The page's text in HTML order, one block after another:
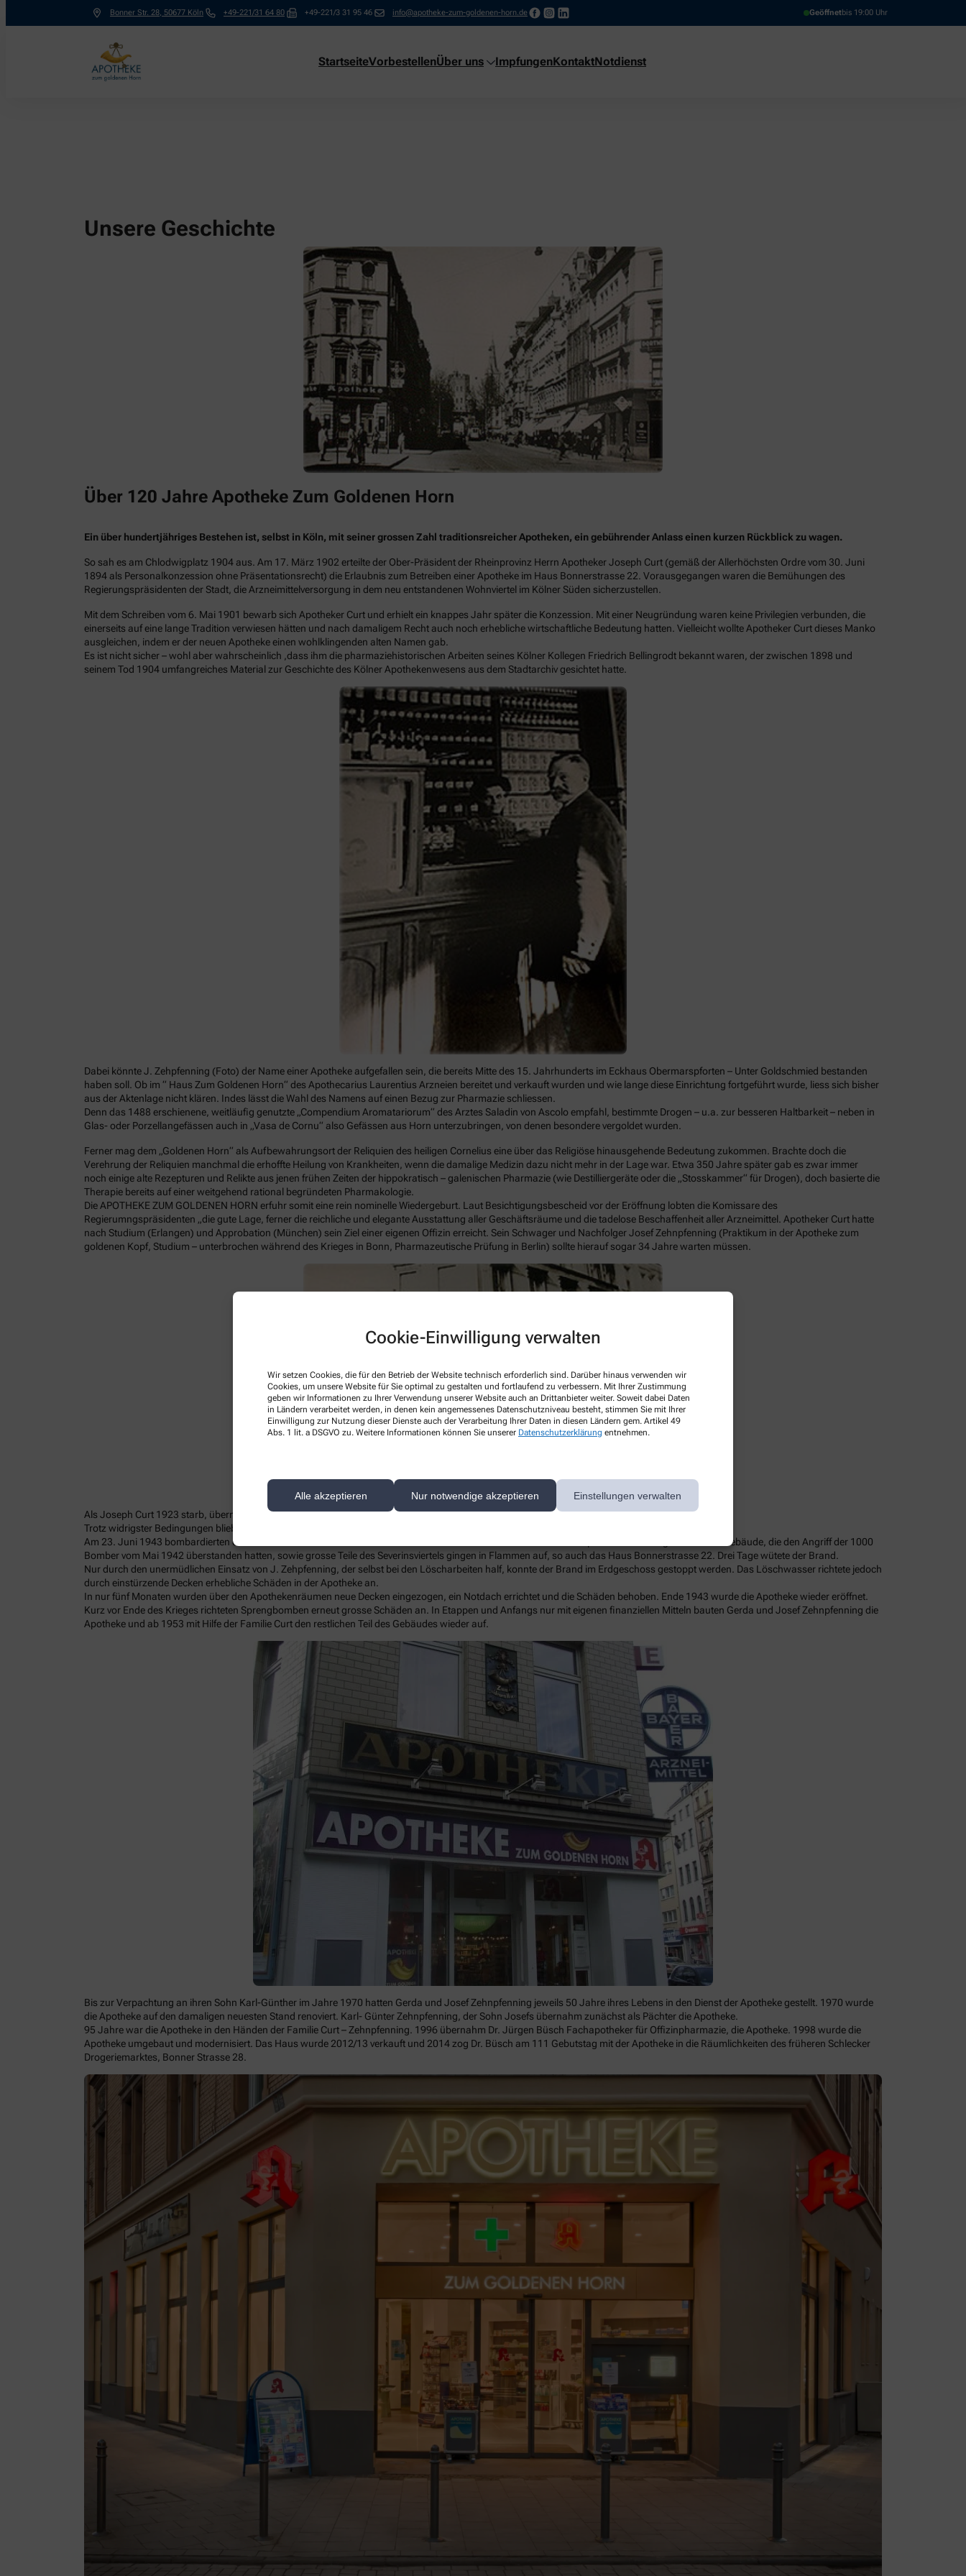
Cookie-Einwilligung verwalten
Wir setzen Cookies, die für den Betrieb der Website technisch erforderlich sind. Darüber hinaus verwenden wir
Cookies, um unsere Website für Sie optimal zu gestalten und fortlaufend zu verbessern. Mit Ihrer Zustimmung
geben wir Informationen zu Ihrer Verwendung unserer Website auch an Drittanbieter weiter. Soweit dabei Daten
in Ländern verarbeitet werden, in denen kein angemessenes Datenschutzniveau besteht, stimmen Sie mit Ihrer
Einwilligung zur Nutzung dieser Dienste auch der Verarbeitung Ihrer Daten in diesen Ländern gem. Artikel 49
Abs. 1 lit. a DSGVO zu. Weitere Informationen können Sie unserer Datenschutzerklärung entnehmen.
Alle akzeptieren Nur notwendige akzeptieren Einstellungen verwalten
Bonner Str. 28, 50677 Köln +49-221/31 64 80 +49-221/3 31 95 46 info@apotheke-zum-goldenen-horn.de Geöffnetbis 19:00 Uhr
StartseiteVorbestellenÜber uns ImpfungenKontaktNotdienst
Unsere Geschichte
Über 120 Jahre Apotheke Zum Goldenen Horn
Ein über hundertjähriges Bestehen ist, selbst in Köln, mit seiner grossen Zahl traditionsreicher Apotheken, ein gebührender Anlass einen kurzen Rückblick zu wagen.
So sah es am Chlodwigplatz 1904 aus. Am 17. März 1902 erteilte der Ober-Präsident der Rheinprovinz Herrn Apotheker Joseph Curt (gemäß der Allerhöchsten Ordre vom 30. Juni
1894 als Personalkonzession ohne Präsentationsrecht) die Erlaubnis zum Betreiben einer Apotheke im Haus Bonnerstrasse 22. Vorausgegangen waren die Bemühungen des
Regierungspräsidenten der Stadt, die Arzneimittelversorgung in dem neu entstandenen Wohnviertel im Kölner Süden sicherzustellen.
Mit dem Schreiben vom 6. Mai 1901 bewarb sich Apotheker Curt und erhielt ein knappes Jahr später die Konzession. Mit einer Neugründung waren keine Privilegien verbunden, die
einerseits auf eine lange Tradition verwiesen hätten und nach damaligem Recht auch noch erhebliche wirtschaftliche Bedeutung hatten. Vielleicht wollte Apotheker Curt dieses Manko
ausgleichen, indem er der neuen Apotheke einen wohlklingenden alten Namen gab.
Es ist nicht sicher – wohl aber wahrscheinlich ,dass ihm die pharmaziehistorischen Arbeiten seines Kölner Kollegen Friedrich Bellingrodt bekannt waren, der zwischen 1898 und
seinem Tod 1904 umfangreiches Material zur Geschichte des Kölner Apothekenwesens aus dem Stadtarchiv gesichtet hatte.
Dabei könnte J. Zehpfenning (Foto) der Name einer Apotheke aufgefallen sein, die bereits Mitte des 15. Jahrhunderts im Eckhaus Obermarspforten – Unter Goldschmied bestanden
haben soll. Ob im “ Haus Zum Goldenen Horn“ des Apothecarius Laurentius Arzneien bereitet und verkauft wurden und wie lange diese Einrichtung fortgeführt wurde, liess sich bisher
aus der Aktenlage nicht klären. Indes lässt die Wahl des Namens auf einen Bezug zur Pharmazie schliessen.
Denn das 1488 erschienene, weitläufig genutzte „Compendium Aromatariorum“ des Arztes Saladin von Ascolo empfahl, bestimmte Drogen – u.a. zur besseren Haltbarkeit – neben in
Glas- oder Porzellangefässen auch in „Vasa de Cornu“ also Gefässen aus Horn unterzubringen, von denen besondere vergoldet wurden.
Ferner mag dem „Goldenen Horn“ als Aufbewahrungsort der Reliquien des heiligen Cornelius eine über das Religiöse hinausgehende Bedeutung zukommen. Brachte doch die
Verehrung der Reliquien manchmal die erhoffte Heilung von Krankheiten, wenn die damalige Medizin dazu nicht mehr in der Lage war. Etwa 350 Jahre später gab es zwar immer
noch einige alte Rezepturen und Relikte aus jenen frühen Zeiten der hippokratisch – galenischen Pharmazie (wie Destilliergeräte oder die „Stosskammer“ für Drogen), doch basierte die
Therapie bereits auf einer weitgehend rational begründeten Pharmakologie.
Die APOTHEKE ZUM GOLDENEN HORN erfuhr somit eine rein nominelle Wiedergeburt. Laut Besichtigungsbescheid vor der Eröffnung lobten die Komissare des
Regierumngspräsidenten „die gute Lage, ferner die reichliche und elegante Ausstattung aller Geschäftsräume und die tadelose Beschaffenheit aller Arzneimittel. Apotheker Curt hatte
nach Studium (Erlangen) und Approbation (München) sein Ziel einer eigenen Offizin erreicht. Sein Schwager und Nachfolger Josef Zehnpfenning (Praktikum in der Apotheke zum
goldenen Kopf, Studium – unterbrochen während des Krieges in Bonn, Pharmazeutische Prüfung in Berlin) sollte hierauf sogar 34 Jahre warten müssen.
Als Joseph Curt 1923 starb, übernahm J. Zehnpfenning die Apotheke zunächst als Verwalter für seine Schwester, dann ab 1936 als Pächter.
Trotz widrigster Bedingungen blieb die Apotheke während des verheerenden 2. Weltkrieges mit nur kurzer Unterbrechung geöffnet.
Am 23. Juni 1943 bombardierten die Aliierten zum wiederholten Male die Kölner Innenstadt und die Brücken. Das Opernhaus am Ring und andere Gebäude, die den Angriff der 1000
Bomber vom Mai 1942 überstanden hatten, sowie grosse Teile des Severinsviertels gingen in Flammen auf, so auch das Haus Bonnerstrasse 22. Drei Tage wütete der Brand.
Nur durch den unermüdlichen Einsatz von J. Zehpfenning, der selbst bei den Löscharbeiten half, konnte der Brand im Erdgeschoss gestoppt werden. Das Löschwasser richtete jedoch
durch einstürzende Decken erhebliche Schäden in der Apotheke an.
In nur fünf Monaten wurden über den Apothekenräumen neue Decken eingezogen, ein Notdach errichtet und die Schäden behoben. Ende 1943 wurde die Apotheke wieder eröffnet.
Kurz vor Ende des Krieges richteten Sprengbomben erneut grosse Schäden an. In Etappen und Anfangs nur mit eigenen finanziellen Mitteln bauten Gerda und Josef Zehnpfenning die
Apotheke und ab 1953 mit Hilfe der Familie Curt den restlichen Teil des Gebäudes wieder auf.
Bis zur Verpachtung an ihren Sohn Karl-Günther im Jahre 1970 hatten Gerda und Josef Zehnpfenning jeweils 50 Jahre ihres Lebens in den Dienst der Apotheke gestellt. 1970 wurde
die Apotheke auf den damaligen neuesten Stand renoviert. Karl- Günter Zehnpfenning, der Sohn Josefs übernahm zunächst als Pächter die Apotheke.
95 Jahre war die Apotheke in den Händen der Familie Curt – Zehnpfenning. 1996 übernahm Dr. Jürgen Büsch Fachapotheker für Offizinpharmazie, die Apotheke. 1998 wurde die
Apotheke umgebaut und modernisiert. Das Haus wurde 2012/13 verkauft und 2014 zog Dr. Büsch am 111 Gebutstag mit der Apotheke in die Räumlichkeiten des früheren Schlecker
Drogeriemarktes, Bonner Strasse 28.